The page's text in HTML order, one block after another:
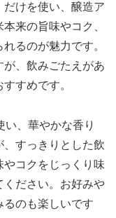
けを使い、醸造ア
来の旨味やコク、
るのが魅力です。
、飲みごたえがあ
すめです。
い、華やかな香り
すっきりとした飲
コクをじっくり味
ください。お好みや
るのも楽しいです